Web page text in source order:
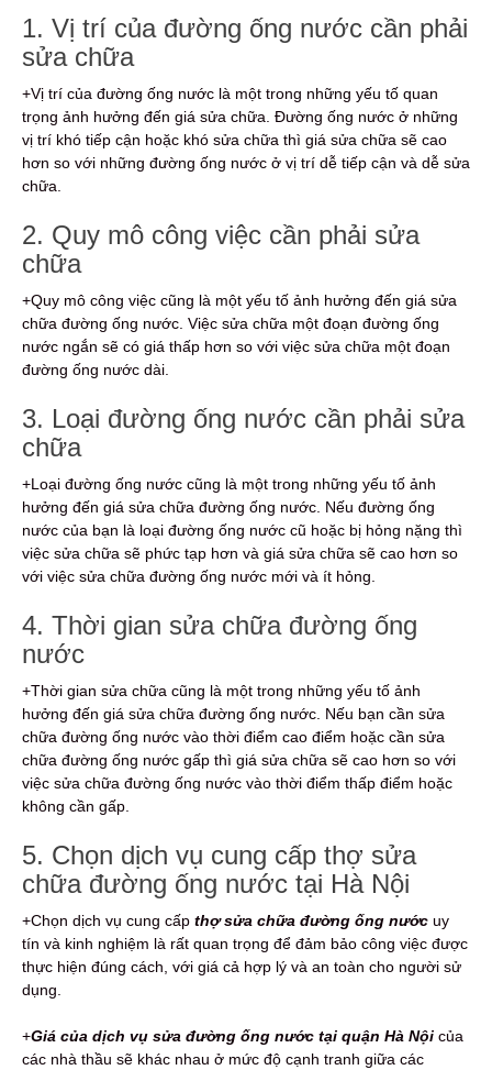
1. Vị trí của đường ống nước cần phải
sửa chữa
+Vị trí của đường ống nước là một trong những yếu tố quan
trọng ảnh hưởng đến giá sửa chữa. Đường ống nước ở những
vị trí khó tiếp cận hoặc khó sửa chữa thì giá sửa chữa sẽ cao
hơn so với những đường ống nước ở vị trí dễ tiếp cận và dễ sửa
chữa.
2. Quy mô công việc cần phải sửa
chữa
+Quy mô công việc cũng là một yếu tố ảnh hưởng đến giá sửa
chữa đường ống nước. Việc sửa chữa một đoạn đường ống
nước ngắn sẽ có giá thấp hơn so với việc sửa chữa một đoạn
đường ống nước dài.
3. Loại đường ống nước cần phải sửa
chữa
+Loại đường ống nước cũng là một trong những yếu tố ảnh
hưởng đến giá sửa chữa đường ống nước. Nếu đường ống
nước của bạn là loại đường ống nước cũ hoặc bị hỏng nặng thì
việc sửa chữa sẽ phức tạp hơn và giá sửa chữa sẽ cao hơn so
với việc sửa chữa đường ống nước mới và ít hỏng.
4. Thời gian sửa chữa đường ống
nước
+Thời gian sửa chữa cũng là một trong những yếu tố ảnh
hưởng đến giá sửa chữa đường ống nước. Nếu bạn cần sửa
chữa đường ống nước vào thời điểm cao điểm hoặc cần sửa
chữa đường ống nước gấp thì giá sửa chữa sẽ cao hơn so với
việc sửa chữa đường ống nước vào thời điểm thấp điểm hoặc
không cần gấp.
5. Chọn dịch vụ cung cấp thợ sửa
chữa đường ống nước tại Hà Nội
+Chọn dịch vụ cung cấp thợ sửa chữa đường ống nước uy
tín và kinh nghiệm là rất quan trọng để đảm bảo công việc được
thực hiện đúng cách, với giá cả hợp lý và an toàn cho người sử
dụng.
+Giá của dịch vụ sửa đường ống nước tại quận Hà Nội của
các nhà thầu sẽ khác nhau ở mức độ cạnh tranh giữa các